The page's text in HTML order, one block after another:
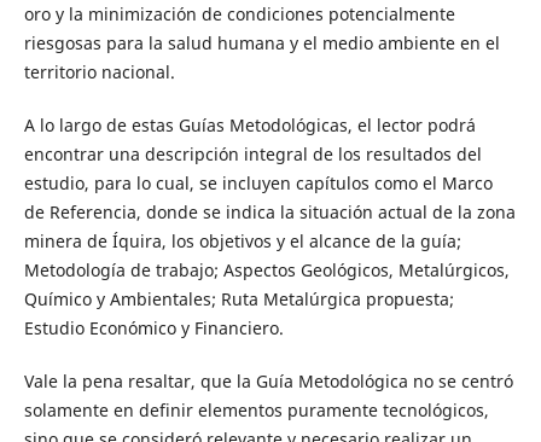
oro y la minimización de condiciones potencialmente
riesgosas para la salud humana y el medio ambiente en el
territorio nacional.
A lo largo de estas Guías Metodológicas, el lector podrá
encontrar una descripción integral de los resultados del
estudio, para lo cual, se incluyen capítulos como el Marco
de Referencia, donde se indica la situación actual de la zona
minera de Íquira, los objetivos y el alcance de la guía;
Metodología de trabajo; Aspectos Geológicos, Metalúrgicos,
Químico y Ambientales; Ruta Metalúrgica propuesta;
Estudio Económico y Financiero.
Vale la pena resaltar, que la Guía Metodológica no se centró
solamente en definir elementos puramente tecnológicos,